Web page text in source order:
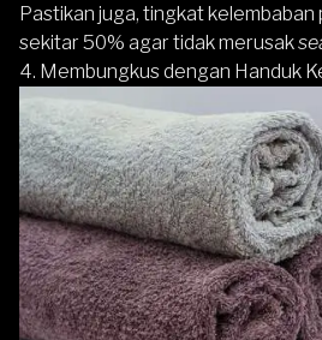
Pastikan juga, tingkat kelembaban
sekitar 50% agar tidak merusak
4. Membungkus dengan Handuk